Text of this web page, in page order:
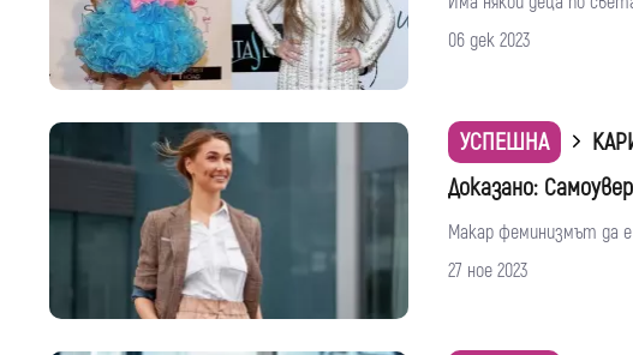
06 дек 2023
УСПЕШНА
Доказано:
Макар феминизмът да
27 ное 2023